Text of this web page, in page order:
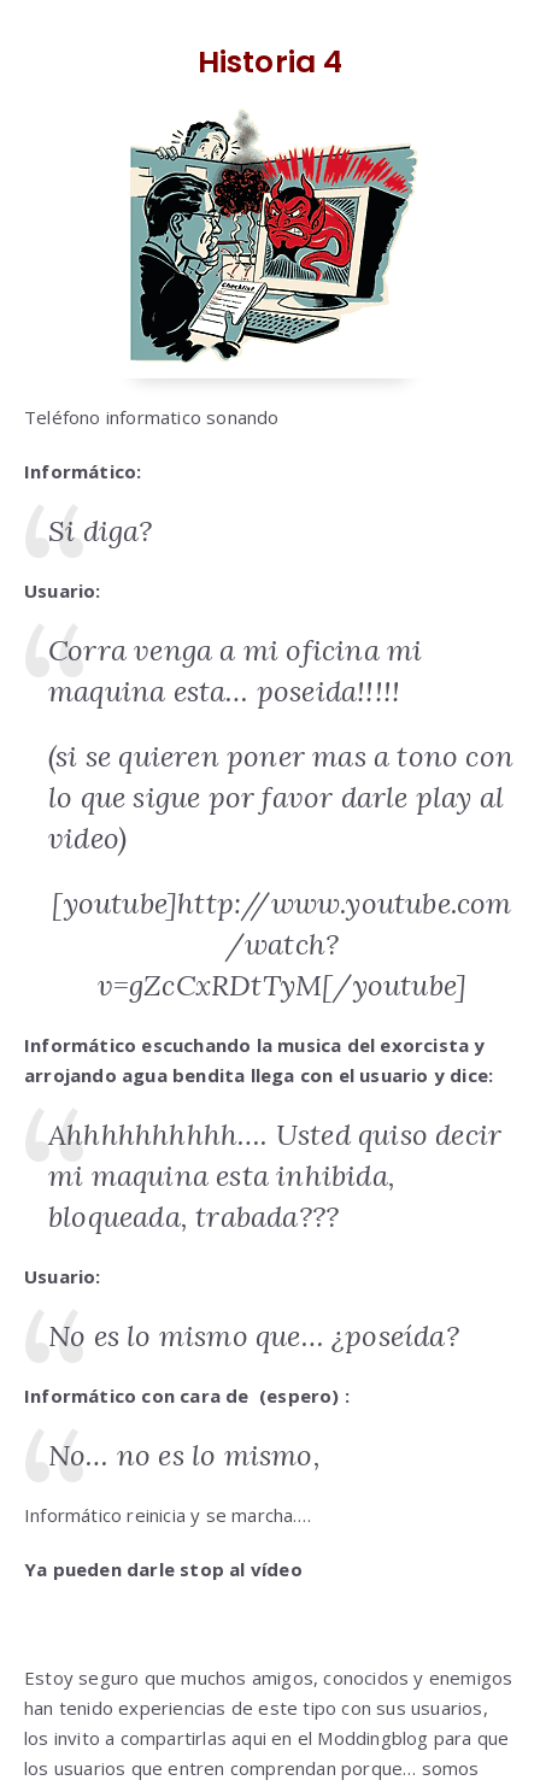
Historia 4
Teléfono informatico sonando
Informático:
Si diga?
Usuario:
Corra venga a mi oficina mi
maquina esta… poseida!!!!!
(si se quieren poner mas a tono con
lo que sigue por favor darle play al
video)
[youtube]http://www.youtube.com
/watch?
v=gZcCxRDtTyM[/youtube]
Informático escuchando la musica del exorcista y
arrojando agua bendita llega con el usuario y dice:
Ahhhhhhhhhh…. Usted quiso decir
mi maquina esta inhibida,
bloqueada, trabada???
Usuario:
No es lo mismo que… ¿poseída?
Informático con cara de (espero) :
No… no es lo mismo,
Informático reinicia y se marcha….
Ya pueden darle stop al vídeo
Estoy seguro que muchos amigos, conocidos y enemigos
han tenido experiencias de este tipo con sus usuarios,
los invito a compartirlas aqui en el Moddingblog para que
los usuarios que entren comprendan porque… somos